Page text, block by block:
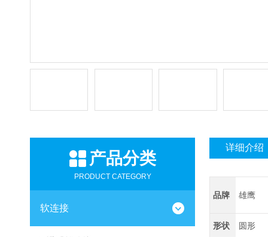
产品分类
PRODUCT CATEGORY
软连接
详细介绍
品牌 雄鹰
形状 圆形